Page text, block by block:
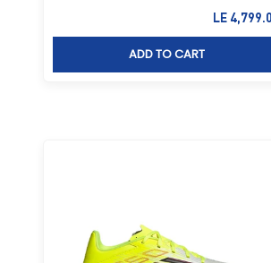
بعد الخصم
LE
ADD TO CART